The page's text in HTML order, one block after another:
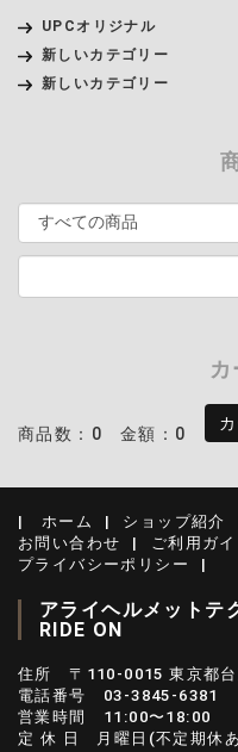
UPCオリジナル
新しいカテゴリー
新しいカテゴリー
商品数：0 金額：0
ホーム ショップ紹介
お問い合わせ
ご利用ガイ
プライバシーポリシー
アライヘルメットテ
RIDE ON
住所 〒110-0015 東京都台
電話番号 03-3845-6381
営業時間 11:00〜18:00
定 休 日 月曜日(不定期休